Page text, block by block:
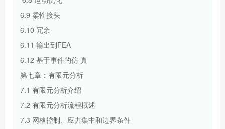
6.9 柔性接头
6.10 冗余
6.11 输出到FEA
6.12 基于事件的仿 真
第七章：有限元分析
7.1 有限元分析介绍
7.2 有限元分析流程概述
7.3 网格控制、应力集中和边界条件